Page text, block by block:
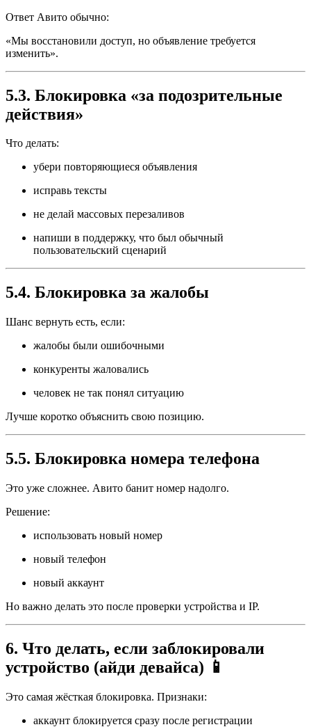
Ответ Авито обычно:
«Мы восстановили доступ, но объявление требуется
изменить».
5.3. Блокировка «за подозрительные
действия»
Что делать:
убери повторяющиеся объявления
исправь тексты
не делай массовых перезаливов
напиши в поддержку, что был обычный
пользовательский сценарий
5.4. Блокировка за жалобы
Шанс вернуть есть, если:
жалобы были ошибочными
конкуренты жаловались
человек не так понял ситуацию
Лучше коротко объяснить свою позицию.
5.5. Блокировка номера телефона
Это уже сложнее. Авито банит номер надолго.
Решение:
использовать новый номер
новый телефон
новый аккаунт
Но важно делать это после проверки устройства и IP.
6. Что делать, если заблокировали
устройство (айди девайса) 📱
Это самая жёсткая блокировка. Признаки:
аккаунт блокируется сразу после регистрации